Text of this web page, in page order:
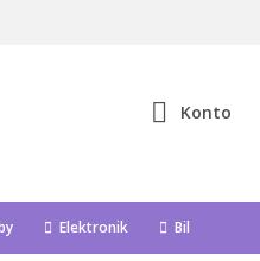
Konto
Elektronik Bil